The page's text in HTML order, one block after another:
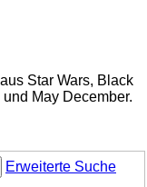
Star Wars, Black
May December.
Erweiterte Suche